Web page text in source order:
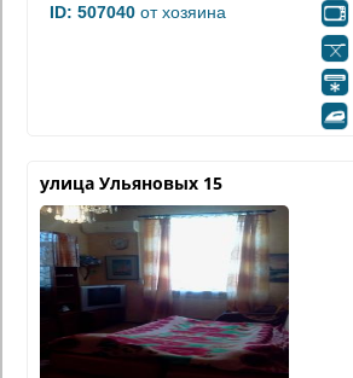
ID: 507040 от хозяина
улица Ульяновых 15